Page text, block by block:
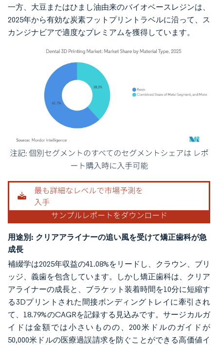
一方、大豆またはひまし油由来のバイオベースレジンは、
2025年から有効な炭素フットプリントラベルに沿って、ス
カンジナビアで適度なプレミアムを獲得しています。
画像 © Mordor Intelligence。再利用にはCC BY 4.0の表示が必要です。
用途別: クリアアライナーの追い風を受けて矯正歯科が急
成長
補綴学は2025年収益の41.08%をリードし、クラウン、ブリ
ッジ、義歯を包含しています。しかし矯正歯科は、クリア
アライナーの成長と、ブラケット装着時間を10分に短縮す
る3Dプリントされた間接ボンディングトレイに牽引され
て、18.79%のCAGRを記録する見込みです。サージカルガ
イドは金額では小さいものの、200米ドルのガイドが
50,000米ドルの医療過誤請求を防ぐことができる高価値イ